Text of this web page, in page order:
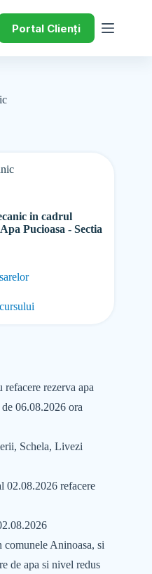
Portal Clienți
in cadrul
Pucioasa - Sectia
rezerva apa
06.08.2026 ora
Schela, Livezi
02.08.2026 refacere
comunele Aninoasa, si
de apa si nivel redus